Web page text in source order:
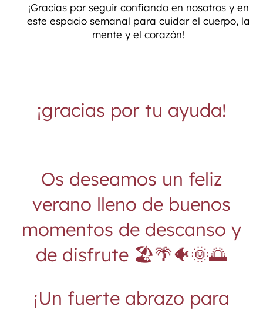
¡Gracias por seguir confiando en nosotros y en
este espacio semanal para cuidar el cuerpo, la
mente y el corazón!
¡gracias por tu ayuda!
Os deseamos un feliz
verano lleno de buenos
momentos de descanso y
de disfrute 🏖️🌴🐠🌞🌅
¡Un fuerte abrazo para